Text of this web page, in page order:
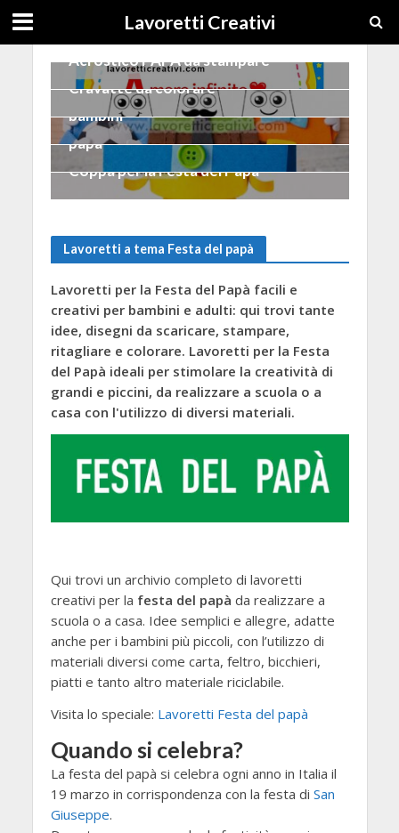
Lavoretti Creativi
Acrostico PAPÀ da stampare
FESTA DEL PAPÀ
Cravatte da colorare
FESTA DEL PAPÀ
Cravatte divertenti per
bambini
FESTA DEL PAPÀ
Idea di biglietto semplice per il
papà
FESTA DEL PAPÀ
Coppa per la Festa del Papà
Lavoretti a tema Festa del papà
Lavoretti per la Festa del Papà facili e
creativi per bambini e adulti: qui trovi tante
idee, disegni da scaricare, stampare,
ritagliare e colorare. Lavoretti per la Festa
del Papà ideali per stimolare la creatività di
grandi e piccini, da realizzare a scuola o a
casa con l'utilizzo di diversi materiali.
Qui trovi un archivio completo di lavoretti
creativi per la festa del papà da realizzare a
scuola o a casa. Idee semplici e allegre, adatte
anche per i bambini più piccoli, con l’utilizzo di
materiali diversi come carta, feltro, bicchieri,
piatti e tanto altro materiale riciclabile.
Visita lo speciale: Lavoretti Festa del papà
Quando si celebra?
La festa del papà si celebra ogni anno in Italia il
19 marzo in corrispondenza con la festa di San
Giuseppe.